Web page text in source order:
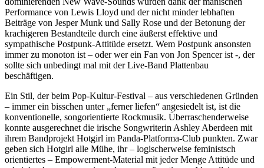
Performance von Lewis Lloyd und der nicht minder lebhaften
Beiträge von Jesper Munk und Sally Rose und der Betonung der
krachigeren Bestandteile durch eine äußerst effektive und
sympathische Postpunk-Attitüde ersetzt. Wem Postpunk ansonsten
immer zu monoton ist – oder wer ein Fan von Jon Spencer ist -, der
sollte sich unbedingt mal mit der Live-Band Plattenbau
beschäftigen.
Ein Stil, der beim Pop-Kultur-Festival – aus verschiedenen Gründen
– immer ein bisschen unter „ferner liefen“ angesiedelt ist, ist die
konventionelle, songorientierte Rockmusik. Überraschenderweise
konnte ausgerechnet die irische Songwriterin Ashley Aberdeen mit
ihrem Bandprojekt Hotgirl im Panda-Platforma-Club punkten. Zwar
geben sich Hotgirl alle Mühe, ihr – logischerweise feministsch
orientiertes – Empowerment-Material mit jeder Menge Attitüde und